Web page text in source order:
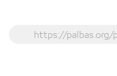
https://palbas.org/